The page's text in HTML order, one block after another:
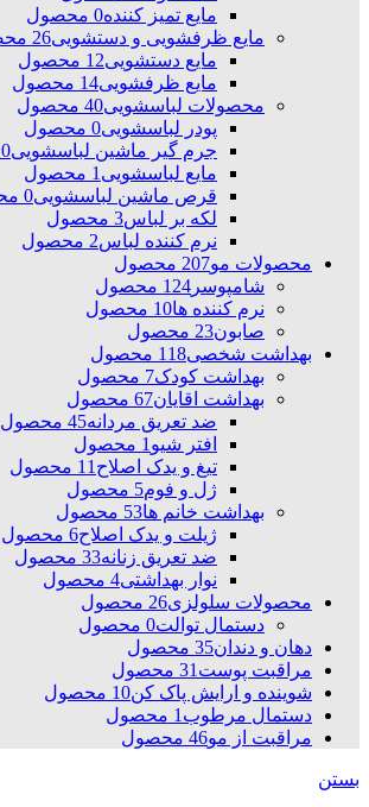
مایع تمیز کننده0 محصول
مایع ظرفشویی و دستشویی26 محصول
مایع دستشویی12 محصول
مایع ظرفشویی14 محصول
محصولات لباسشویی40 محصول
پودر لباسشویی0 محصول
جرم گیر ماشین لباسشویی0 محصول
مایع لباسشویی1 محصول
قرص ماشین لباسشویی0 محصول
لکه بر لباس3 محصول
نرم کننده لباس2 محصول
محصولات مو207 محصول
شامپوسر 124 محصول
نرم کننده ها10 محصول
صابون23 محصول
بهداشت شخصی118 محصول
بهداشت کودک7 محصول
بهداشت اقایان67 محصول
ضد تعریق مردانه45 محصول
افتر شیو1 محصول
تیغ و یدک اصلاح11 محصول
ژل و فوم5 محصول
بهداشت خانم ها53 محصول
ژیلت و یدک اصلاح6 محصول
ضد تعریق زنانه33 محصول
نوار بهداشتی4 محصول
محصولات سلولزی26 محصول
دستمال توالت0 محصول
دهان و دندان35 محصول
مراقبت پوست31 محصول
شوینده و ارایش پاک کن10 محصول
دستمال مرطوب1 محصول
مراقبت از مو46 محصول
بستن